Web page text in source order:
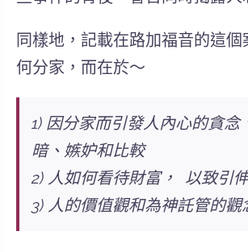
同樣地，記載在路加福音的這個
何分家，而在於～
1) 因分家而引發人內心的貪念
暗、嫉妒和比較
2) 人如何看待財富， 以致引
3) 人的價值觀和為神託管的觀